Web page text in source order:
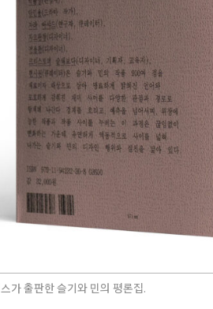
가 출판한 슬기와 민의 평론집.